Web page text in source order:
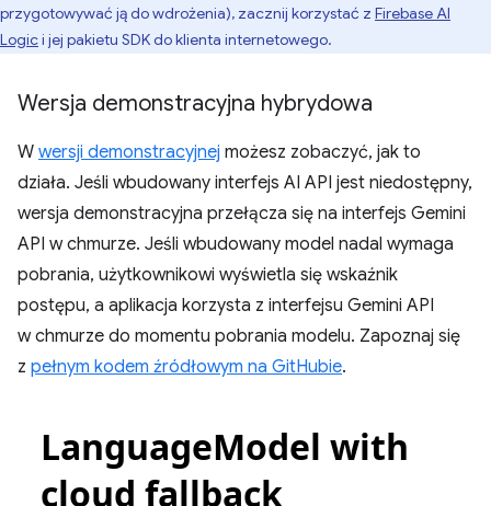
przygotowywać ją do wdrożenia), zacznij korzystać z Firebase AI
Logici jej pakietu SDK do klienta internetowego.
Wersja demonstracyjna hybrydowa
W wersji demonstracyjnej możesz zobaczyć, jak to
działa. Jeśli wbudowany interfejs AI API jest niedostępny,
wersja demonstracyjna przełącza się na interfejs Gemini
API w chmurze. Jeśli wbudowany model nadal wymaga
pobrania, użytkownikowi wyświetla się wskaźnik
postępu, a aplikacja korzysta z interfejsu Gemini API
w chmurze do momentu pobrania modelu. Zapoznaj się
z pełnym kodem źródłowym na GitHubie.